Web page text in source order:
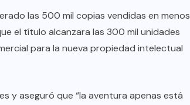
las 500 mil copias vendidas en menos
el título alcanzara las 300 mil unidades
para la nueva propiedad intelectual
y aseguró que “la aventura apenas está